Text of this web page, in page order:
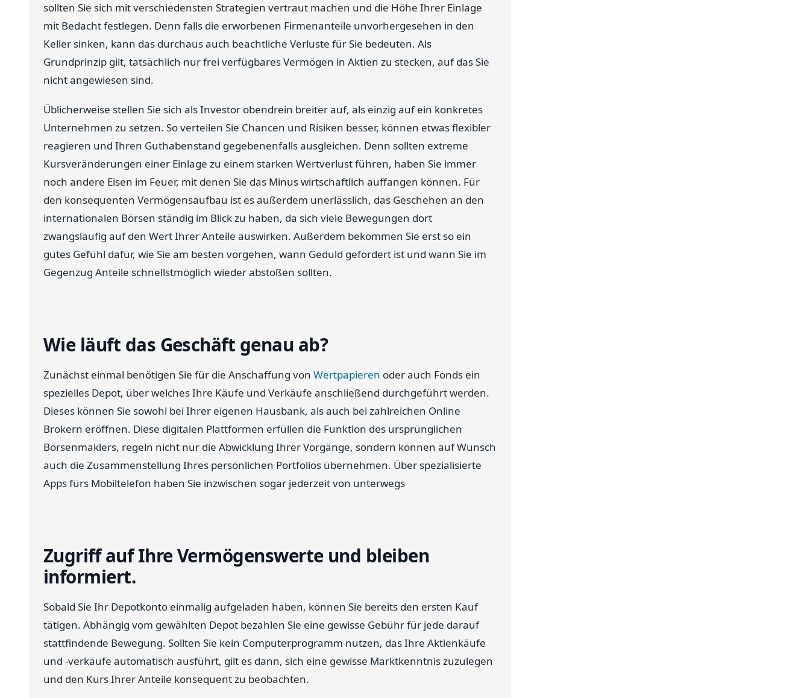
sollten Sie sich mit verschiedensten Strategien vertraut machen und die Höhe Ihrer Einlage
mit Bedacht festlegen. Denn falls die erworbenen Firmenanteile unvorhergesehen in den
Keller sinken, kann das durchaus auch beachtliche Verluste für Sie bedeuten. Als
Grundprinzip gilt, tatsächlich nur frei verfügbares Vermögen in Aktien zu stecken, auf das Sie
nicht angewiesen sind.
Üblicherweise stellen Sie sich als Investor obendrein breiter auf, als einzig auf ein konkretes
Unternehmen zu setzen. So verteilen Sie Chancen und Risiken besser, können etwas flexibler
reagieren und Ihren Guthabenstand gegebenenfalls ausgleichen. Denn sollten extreme
Kursveränderungen einer Einlage zu einem starken Wertverlust führen, haben Sie immer
noch andere Eisen im Feuer, mit denen Sie das Minus wirtschaftlich auffangen können. Für
den konsequenten Vermögensaufbau ist es außerdem unerlässlich, das Geschehen an den
internationalen Börsen ständig im Blick zu haben, da sich viele Bewegungen dort
zwangsläufig auf den Wert Ihrer Anteile auswirken. Außerdem bekommen Sie erst so ein
gutes Gefühl dafür, wie Sie am besten vorgehen, wann Geduld gefordert ist und wann Sie im
Gegenzug Anteile schnellstmöglich wieder abstoßen sollten.
Wie läuft das Geschäft genau ab?
Zunächst einmal benötigen Sie für die Anschaffung von Wertpapieren oder auch Fonds ein
spezielles Depot, über welches Ihre Käufe und Verkäufe anschließend durchgeführt werden.
Dieses können Sie sowohl bei Ihrer eigenen Hausbank, als auch bei zahlreichen Online
Brokern eröffnen. Diese digitalen Plattformen erfüllen die Funktion des ursprünglichen
Börsenmaklers, regeln nicht nur die Abwicklung Ihrer Vorgänge, sondern können auf Wunsch
auch die Zusammenstellung Ihres persönlichen Portfolios übernehmen. Über spezialisierte
Apps fürs Mobiltelefon haben Sie inzwischen sogar jederzeit von unterwegs
Zugriff auf Ihre Vermögenswerte und bleiben
informiert.
Sobald Sie Ihr Depotkonto einmalig aufgeladen haben, können Sie bereits den ersten Kauf
tätigen. Abhängig vom gewählten Depot bezahlen Sie eine gewisse Gebühr für jede darauf
stattfindende Bewegung. Sollten Sie kein Computerprogramm nutzen, das Ihre Aktienkäufe
und -verkäufe automatisch ausführt, gilt es dann, sich eine gewisse Marktkenntnis zuzulegen
und den Kurs Ihrer Anteile konsequent zu beobachten.